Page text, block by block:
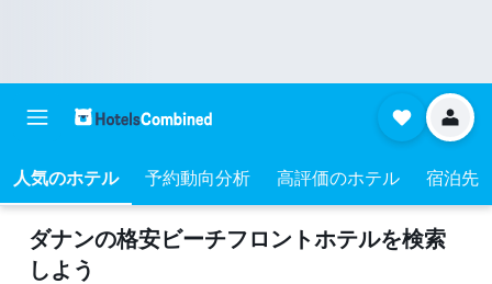
人気のホテル 予約動向分析 高評価のホテル 宿泊先
ダナン​の格安ビーチフロントホテルを検索
しよう